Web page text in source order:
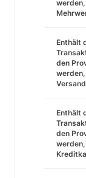
Enthält
den
werden,
Enthält
den
werden,